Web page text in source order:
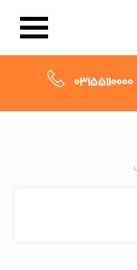
03155110000